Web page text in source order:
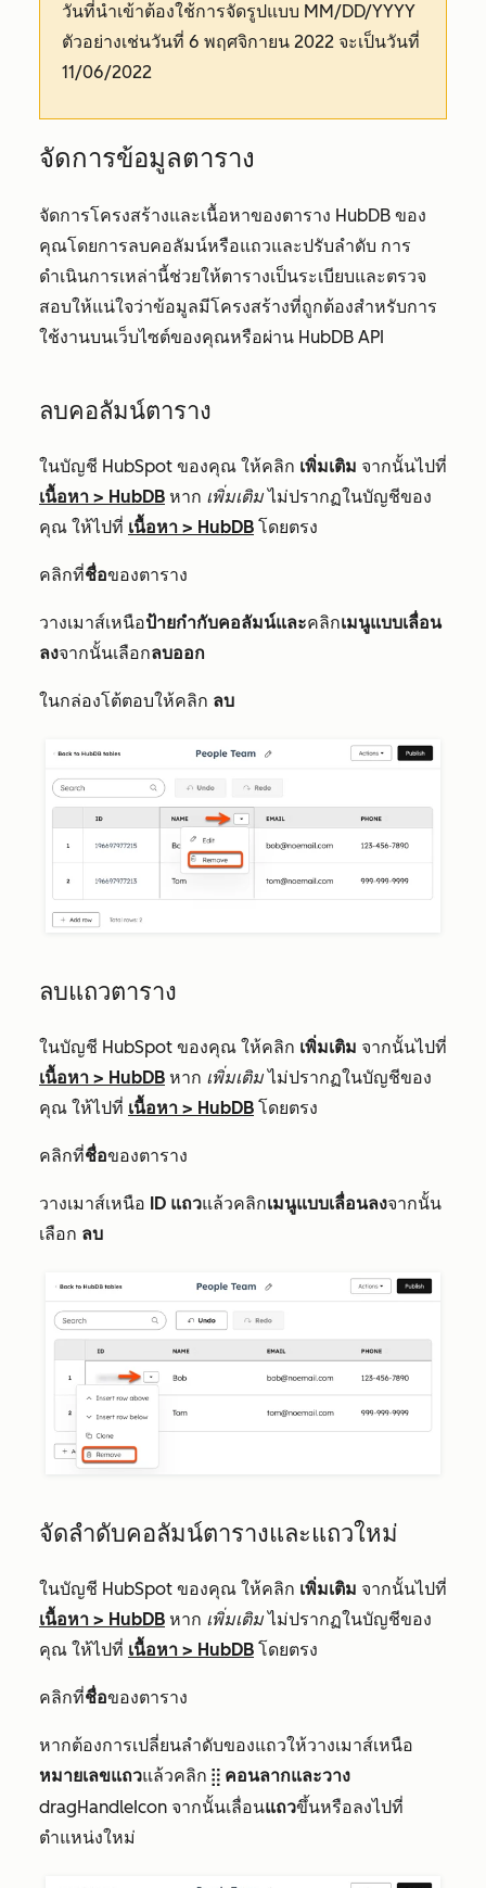
วันที่นำเข้าต้องใช้การจัดรูปแบบ MM/DD/YYYY
ตัวอย่างเช่นวันที่ 6 พฤศจิกายน 2022 จะเป็นวันที่
11/06/2022
จัดการข้อมูลตาราง
จัดการโครงสร้างและเนื้อหาของตาราง HubDB ของ
คุณโดยการลบคอลัมน์หรือแถวและปรับลำดับ การ
ดำเนินการเหล่านี้ช่วยให้ตารางเป็นระเบียบและตรวจ
สอบให้แน่ใจว่าข้อมูลมีโครงสร้างที่ถูกต้องสำหรับการ
ใช้งานบนเว็บไซต์ของคุณหรือผ่าน HubDB API
ลบคอลัมน์ตาราง
ในบัญชี HubSpot ของคุณ ให้คลิก เพิ่มเติม จากนั้นไปที่
เนื้อหา > HubDB หาก เพิ่มเติมไม่ปรากฏในบัญชีของ
คุณ ให้ไปที่ เนื้อหา > HubDB โดยตรง
คลิกที่ชื่อของตาราง
วางเมาส์เหนือป้ายกำกับคอลัมน์และคลิกเมนูแบบเลื่อน
ลงจากนั้นเลือกลบออก
ในกล่องโต้ตอบให้คลิก ลบ
ลบแถวตาราง
ในบัญชี HubSpot ของคุณ ให้คลิก เพิ่มเติม จากนั้นไปที่
เนื้อหา > HubDB หาก เพิ่มเติมไม่ปรากฏในบัญชีของ
คุณ ให้ไปที่ เนื้อหา > HubDB โดยตรง
คลิกที่ชื่อของตาราง
วางเมาส์เหนือ ID แถวแล้วคลิกเมนูแบบเลื่อนลงจากนั้น
เลือก ลบ
จัดลำดับคอลัมน์ตารางและแถวใหม่
ในบัญชี HubSpot ของคุณ ให้คลิก เพิ่มเติม จากนั้นไปที่
เนื้อหา > HubDB หาก เพิ่มเติมไม่ปรากฏในบัญชีของ
คุณ ให้ไปที่ เนื้อหา > HubDB โดยตรง
คลิกที่ชื่อของตาราง
หากต้องการเปลี่ยนลำดับของแถวให้วางเมาส์เหนือ
หมายเลขแถวแล้วคลิก dragHandleIcon คอนลากและวาง
dragHandleIcon จากนั้นเลื่อนแถวขึ้นหรือลงไปที่
ตำแหน่งใหม่